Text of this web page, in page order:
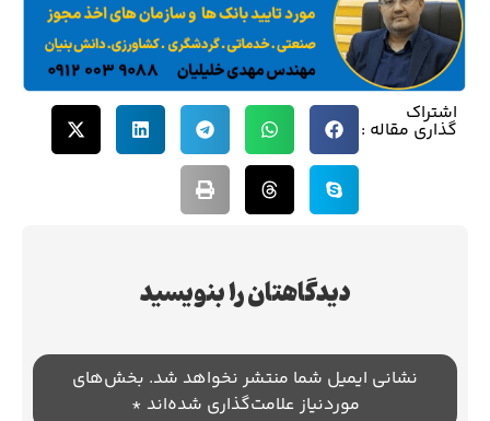
اشتراک
گذاری مقاله :
دیدگاهتان را بنویسید
نشانی ایمیل شما منتشر نخواهد شد. بخش‌های
موردنیاز علامت‌گذاری شده‌اند *